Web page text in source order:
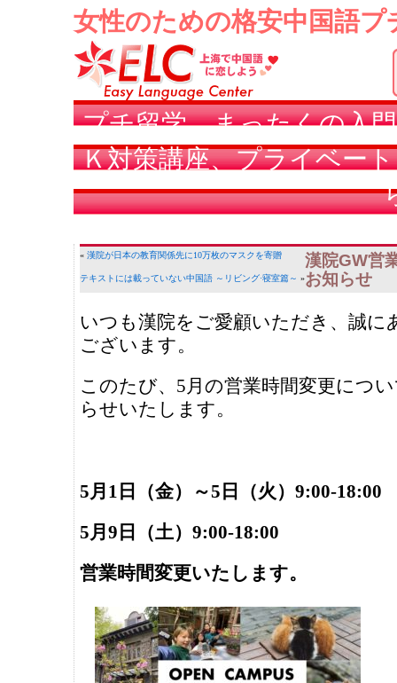
女性のための格安中国語
プチ留学、まったくの入
Ｋ対策講座、プライベー
« 漢院が日本の教育関係先に10万枚のマスクを寄贈
テキストには載っていない中国語 ～リビング·寝室篇～ »
漢院GW営
お知らせ
いつも漢院をご愛顧いただき、誠に
ございます。
このたび、5月の営業時間変更につ
らせいたします。
5 月1日（金）～5日（火）9:00-18:00
5 月 9 日（土） 9:00-18:00
営業時間変更いたします。